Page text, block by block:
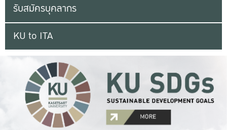
รับสมัครบุคลากร
KU to ITA